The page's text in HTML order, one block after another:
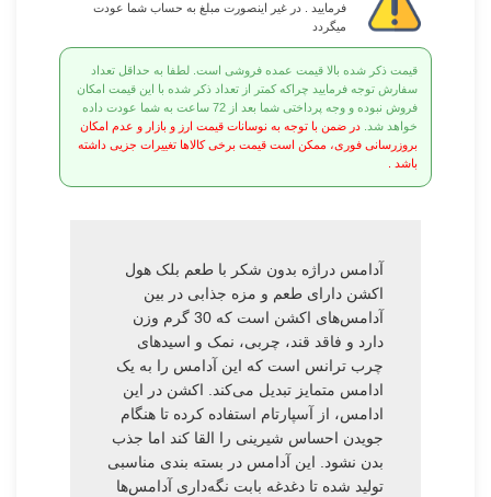
فرمایید . در غیر اینصورت مبلغ به حساب شما عودت
میگردد
قیمت ذکر شده بالا قیمت عمده فروشی است. لطفا به حداقل تعداد
سفارش توجه فرمایید چراکه کمتر از تعداد ذکر شده با این قیمت امکان
فروش نبوده و وجه پرداختی شما بعد از 72 ساعت به شما عودت داده
خواهد شد. در ضمن با توجه به نوسانات قیمت ارز و بازار و عدم امکان
بروزرسانی فوری، ممکن است قیمت برخی کالاها تغییرات جزیی داشته
باشد .
آدامس دراژه بدون شکر با طعم بلک هول
اکشن دارای طعم و مزه جذابی در بین
آدامس‌های اکشن است که 30 گرم وزن
دارد و فاقد قند، چربی، نمک و اسیدهای
چرب ترانس است که این آدامس را به یک
ادامس متمایز تبدیل می‌کند. اکشن در این
ادامس، از آسپارتام استفاده کرده تا هنگام
جویدن احساس شیرینی را القا کند اما جذب
بدن نشود. این آدامس در بسته بندی مناسبی
تولید شده تا دغدغه بابت نگه‌داری آدامس‌ها